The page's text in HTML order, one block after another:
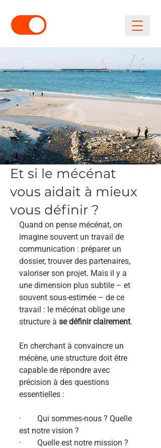
Et si le mécénat
vous aidait à mieux
vous définir ?
Quand on pense mécénat, on
imagine souvent un travail de
communication : préparer un
dossier, trouver des partenaires,
valoriser son projet. Mais il y a
une dimension plus subtile – et
souvent sous-estimée – de ce
travail : le mécénat oblige une
structure à se définir clairement.
En cherchant à convaincre un
mécène, une structure doit être
capable de répondre avec
précision à des questions
essentielles :
·        Qui sommes-nous ? Quelle
est notre vision ?
·        Quelle est notre mission ?